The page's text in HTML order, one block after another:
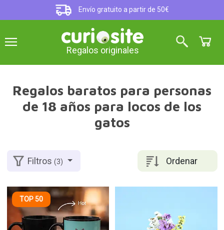
Envío gratuito a partir de 50€
Regalos originales
Regalos baratos para personas
de 18 años para locos de los
gatos
Ordenar
Filtros(3)
TOP 50